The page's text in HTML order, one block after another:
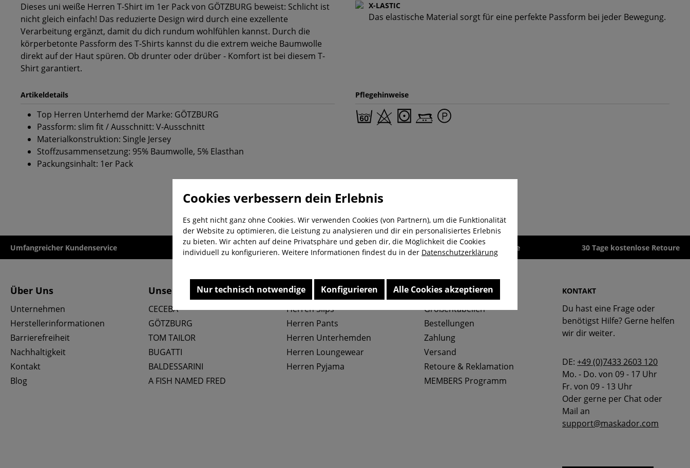
Dieses uni weiße Herren T-Shirt im 1er Pack von GÖTZBURG beweist: Schlicht ist
nicht gleich einfach! Das reduzierte Design wird durch eine exzellente
Verarbeitung ergänzt, damit du dich rundum wohlfühlen kannst. Durch die
körperbetonte Passform des T-Shirts kannst du die extrem weiche Baumwolle
direkt auf der Haut spüren. Ob drunter oder drüber - Komfort ist bei diesem T-
Shirt garantiert.
X-LASTIC
Das elastische Material sorgt für eine perfekte Passform bei jeder Bewegung.
Artikeldetails
Top Herren Unterhemd der Marke: GÖTZBURG
Passform: slim fit / Ausschnitt: V-Ausschnitt
Materialkonstruktion: Single Jersey
Stoffzusammensetzung: 95% Baumwolle, 5% Elasthan
Packungsinhalt: 1er Pack
Pflegehinweise
Umfangreicher Kundenservice Kauf auf Rechnung Kostenloser Versand ab 29,-€ Lieferzeit 1-3 Werktage 30 Tage kostenlose Retoure
Über Uns
Unternehmen
Herstellerinformationen
Barrierefreiheit
Nachhaltigkeit
Kontakt
Blog
Unsere Marken
CECEBA
GÖTZBURG
TOM TAILOR
BUGATTI
BALDESSARINI
A FISH NAMED FRED
Top Kategorien
Herren Slips
Herren Pants
Herren Unterhemden
Herren Loungewear
Herren Pyjama
Service & FAQ
Größentabellen
Bestellungen
Zahlung
Versand
Retoure & Reklamation
MEMBERS Programm
KONTAKT
Du hast eine Frage oder
benötigst Hilfe? Gerne helfen
wir dir weiter.
DE:+49 (0)7433 2603 120
Mo. - Do. von 09 - 17 Uhr
Fr. von 09 - 13 Uhr
Oder gerne per Chat oder
Mail an
support@maskador.com
Cookies verbessern dein Erlebnis
Es geht nicht ganz ohne Cookies. Wir verwenden Cookies (von Partnern), um die Funktionalität
der Website zu optimieren, die Leistung zu analysieren und dir ein personalisiertes Erlebnis
zu bieten. Wir achten auf deine Privatsphäre und geben dir, die Möglichkeit die Cookies
individuell zu konfigurieren. Weitere Informationen findest du in der Datenschutzerklärung
Nur technisch notwendige Konfigurieren Alle Cookies akzeptieren